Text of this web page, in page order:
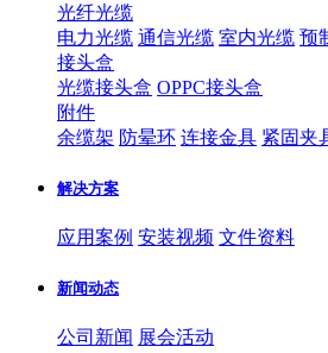
光纤光缆
电力光缆 通信光缆 室内光缆 预
接头盒
光缆接头盒 OPPC接头盒
附件
余缆架 防晕环 连接金具 紧固夹
解决方案
应用案例 安装视频 文件资料
新闻动态
公司新闻 展会活动